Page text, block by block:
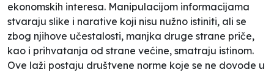
ekonomskih interesa. Manipulacijom informacijama
stvaraju slike i narative koji nisu nužno istiniti, ali se
zbog njihove učestalosti, manjka druge strane priče,
kao i prihvatanja od strane većine, smatraju istinom.
Ove laži postaju društvene norme koje se ne dovode u